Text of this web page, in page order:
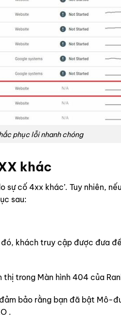
phục lỗi nhanh chóng
khác
cố 4xx khác’. Tuy nhiên,
sau:
khách truy cập được đưa
trong Màn hình 404 của
bảo rằng bạn đã bật Mô-
.